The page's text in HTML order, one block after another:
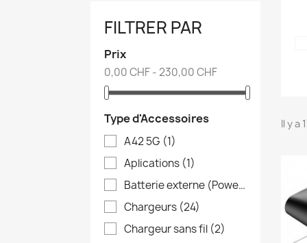
FILTRER PAR
Prix
0,00 CHF - 230,00 CHF
Type d'Accessoires
A42 5G (1)
Aplications (1)
Batterie externe (Powerbank)
Chargeurs (24)
Chargeur sans fil (2)
Il y a